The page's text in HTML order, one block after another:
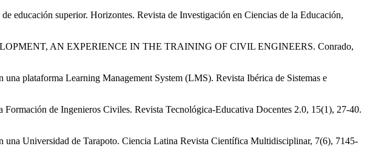
educación superior. Horizontes. Revista de Investigación en Ciencias de la Educación,
AN EXPERIENCE IN THE TRAINING OF CIVIL ENGINEERS. Conrado,
plataforma Learning Management System (LMS). Revista Ibérica de Sistemas e
de Ingenieros Civiles. Revista Tecnológica-Educativa Docentes 2.0, 15(1), 27-40.
una Universidad de Tarapoto. Ciencia Latina Revista Científica Multidisciplinar, 7(6), 7145-